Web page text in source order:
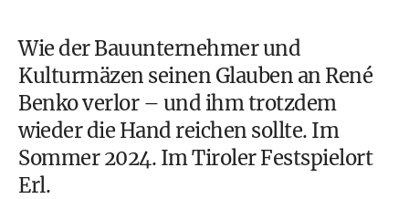
Wie der Bauunternehmer und
Kulturmäzen seinen Glauben an René
Benko verlor – und ihm trotzdem
wieder die Hand reichen sollte. Im
Sommer 2024. Im Tiroler Festspielort
Erl.